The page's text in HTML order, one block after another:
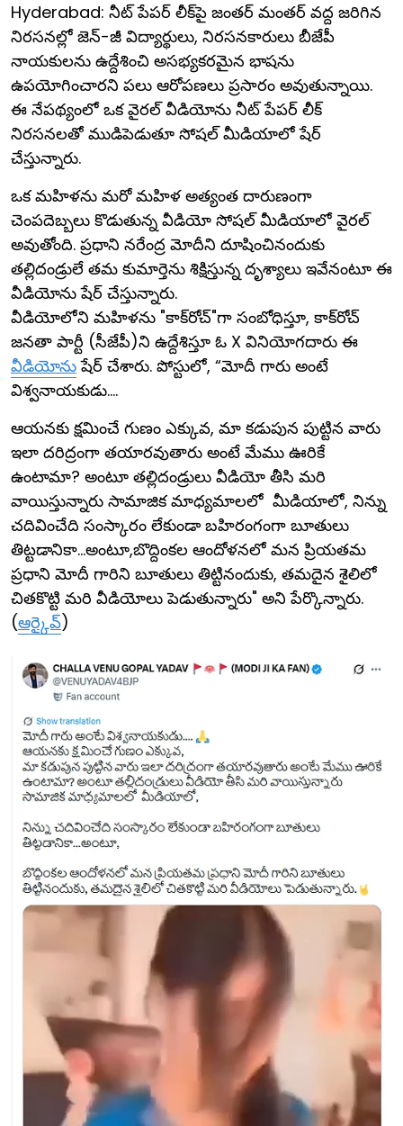
Hyderabad: నీట్ పేపర్ లీక్‌పై జంతర్ మంతర్ వద్ద జరిగిన
నిరసనల్లో జెన్-జీ విద్యార్థులు, నిరసనకారులు బీజేపీ
నాయకులను ఉద్దేశించి అసభ్యకరమైన భాషను
ఉపయోగించారని పలు ఆరోపణలు ప్రసారం అవుతున్నాయి.
ఈ నేపథ్యంలో ఒక వైరల్ వీడియోను నీట్ పేపర్ లీక్
నిరసనలతో ముడిపెడుతూ సోషల్ మీడియాలో షేర్
చేస్తున్నారు.
ఒక మహిళను మరో మహిళ అత్యంత దారుణంగా
చెంపదెబ్బలు కొడుతున్న వీడియో సోషల్ మీడియాలో వైరల్
అవుతోంది. ప్రధాని నరేంద్ర మోదీని దూషించినందుకు
తల్లిదండ్రులే తమ కుమార్తెను శిక్షిస్తున్న దృశ్యాలు ఇవేనంటూ ఈ
వీడియోను షేర్ చేస్తున్నారు.
వీడియోలోని మహిళను "కాక్‌రోచ్"గా సంబోధిస్తూ, కాక్‌రోచ్
జనతా పార్టీ (సీజేపీ)ని ఉద్దేశిస్తూ ఓ X వినియోగదారు ఈ
వీడియోనుషేర్ చేశారు. పోస్టులో, “మోదీ గారు అంటే
విశ్వనాయకుడు....
ఆయనకు క్షమించే గుణం ఎక్కువ, మా కడుపున పుట్టిన వారు
ఇలా దరిద్రంగా తయారవుతారు అంటే మేము ఊరికే
ఉంటామా? అంటూ తల్లిదండ్రులు వీడియో తీసి మరి
వాయిస్తున్నారు సామాజిక మాధ్యమాలలో మీడియాలో, నిన్ను
చదివించేది సంస్కారం లేకుండా బహిరంగంగా బూతులు
తిట్టడానికా...అంటూ,బొద్దింకల ఆందోళనలో మన ప్రియతమ
ప్రధాని మోదీ గారిని బూతులు తిట్టినందుకు, తమదైన శైలిలో
చితకొట్టి మరి వీడియోలు పెడుతున్నారు" అని పేర్కొన్నారు.
(ఆర్కైవ్)